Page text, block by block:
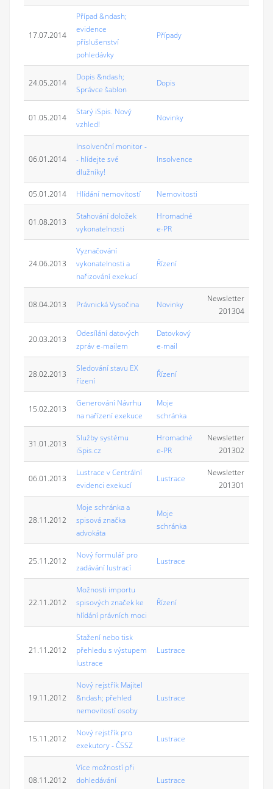
17.07.2014
Případ &ndash;
evidence
příslušenství
pohledávky
Případy
24.05.2014
Dopis &ndash;
Správce šablon
Dopis
01.05.2014
Starý iSpis. Nový
vzhled!
Novinky
06.01.2014
Insolvenční monitor -
- hlídejte své
dlužníky!
Insolvence
05.01.2014 Hlídání nemovitostí Nemovitosti
01.08.2013
Stahování doložek
vykonatelnosti
Hromadné
e-PR
24.06.2013
Vyznačování
vykonatelnosti a
nařizování exekucí
Řízení
08.04.2013 Právnická Vysočina Novinky
Newsletter
201304
20.03.2013
Odesílání datových
zpráv e-mailem
Datovkový
e-mail
28.02.2013
Sledování stavu EX
řízení
Řízení
15.02.2013
Generování Návrhu
na nařízení exekuce
Moje
schránka
31.01.2013
Služby systému
iSpis.cz
Hromadné
e-PR
Newsletter
201302
06.01.2013
Lustrace v Centrální
evidenci exekucí
Lustrace
Newsletter
201301
28.11.2012
Moje schránka a
spisová značka
advokáta
Moje
schránka
25.11.2012
Nový formulář pro
zadávání lustrací
Lustrace
22.11.2012
Možnosti importu
spisových značek ke
hlídání právních moci
Řízení
21.11.2012
Stažení nebo tisk
přehledu s výstupem
lustrace
Lustrace
19.11.2012
Nový rejstřík Majitel
&ndash; přehled
nemovitostí osoby
Lustrace
15.11.2012
Nový rejstřík pro
exekutory - ČSSZ
Lustrace
08.11.2012
Více možností při
dohledávání
Lustrace